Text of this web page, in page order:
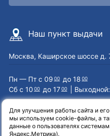
Наш пункт выдачи
Москва, Каширское шоссе д.
Пн — Пт с 09 00 до 18 00
Сб с 10 00 до 1700 |
Наши контакты
Для улучшения работы сайта и
мы используем cookie-файлы, а
данные о пользователях
Яндекс.Метрика).